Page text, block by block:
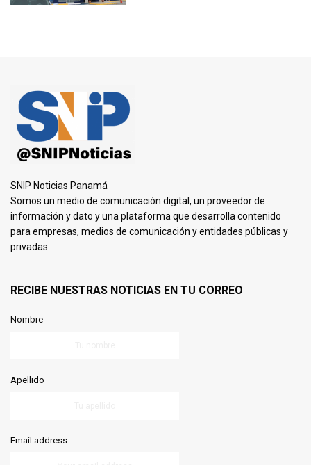
SNIP Noticias Panamá
Somos un medio de comunicación digital, un proveedor de
información y dato y una plataforma que desarrolla contenido
para empresas, medios de comunicación y entidades públicas y
privadas.
RECIBE NUESTRAS NOTICIAS EN TU CORREO
Nombre
Apellido
Email address: